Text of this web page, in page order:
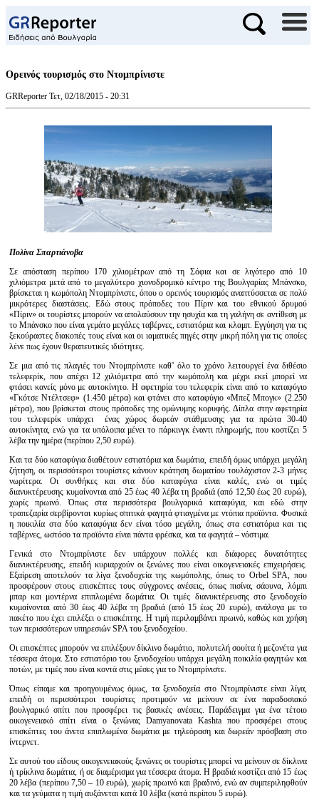
Ορεινός τουρισμός στο Ντομπρίνιστε
GRReporter Τετ, 02/18/2015 - 20:31
Πολίνα Σπαρτιάνοβα
Σε απόσταση περίπου 170 χιλιομέτρων από τη Σόφια και σε λιγότερο από 10
χιλιόμετρα μετά από το μεγαλύτερο χιονοδρομικό κέντρο της Βουλγαρίας Μπάνσκο,
βρίσκεται η κωμόπολη Ντομπρίνιστε, όπου ο ορεινός τουρισμός αναπτύσσεται σε πολύ
μικρότερες διαστάσεις. Εδώ στους πρόποδες του Πίριν και του εθνικού δρυμού
«Πίριν» οι τουρίστες μπορούν να απολαύσουν την ησυχία και τη γαλήνη σε αντίθεση με
το Μπάνσκο που είναι γεμάτο μεγάλες ταβέρνες, εστιατόρια και κλαμπ. Εγγύηση για τις
ξεκούραστες διακοπές τους είναι και οι ιαματικές πηγές στην μικρή πόλη για τις οποίες
λένε πως έχουν θεραπευτικές ιδιότητες.
Σε μια από τις πλαγιές του Ντομπρίνιστε καθ’ όλο το χρόνο λειτουργεί ένα διθέσιο
τελεφερίκ, που απέχει 12 χιλιόμετρα από την κωμόπολη και μέχρι εκεί μπορεί να
φτάσει κανείς μόνο με αυτοκίνητο. Η αφετηρία του τελεφερίκ είναι από το καταφύγιο
«Γκότσε Ντέλτσεφ» (1.450 μέτρα) και φτάνει στο καταφύγιο «Μπεζ Μπογκ» (2.250
μέτρα), που βρίσκεται στους πρόποδες της ομώνυμης κορυφής. Δίπλα στην αφετηρία
του τελεφερίκ υπάρχει ένας χώρος δωρεάν στάθμευσης για τα πρώτα 30-40
αυτοκίνητα, ενώ για τα υπόλοιπα μένει το πάρκινγκ έναντι πληρωμής, που κοστίζει 5
λέβα την ημέρα (περίπου 2,50 ευρώ).
Και τα δύο καταφύγια διαθέτουν εστιατόρια και δωμάτια, επειδή όμως υπάρχει μεγάλη
ζήτηση, οι περισσότεροι τουρίστες κάνουν κράτηση δωματίου τουλάχιστον 2-3 μήνες
νωρίτερα. Οι συνθήκες και στα δύο καταφύγια είναι καλές, ενώ οι τιμές
διανυκτέρευσης κυμαίνονται από 25 έως 40 λέβα τη βραδιά (από 12,50 έως 20 ευρώ),
χωρίς πρωινό. Όπως στα περισσότερα βουλγαρικά καταφύγια, και εδώ στην
τραπεζαρία σερβίρονται κυρίως σπιτικά φαγητά φτιαγμένα με ντόπια προϊόντα. Φυσικά
η ποικιλία στα δύο καταφύγια δεν είναι τόσο μεγάλη, όπως στα εστιατόρια και τις
ταβέρνες, ωστόσο τα προϊόντα είναι πάντα φρέσκα, και τα φαγητά – νόστιμα.
Γενικά στο Ντομπρίνιστε δεν υπάρχουν πολλές και διάφορες δυνατότητες
διανυκτέρευσης, επειδή κυριαρχούν οι ξενώνες που είναι οικογενειακές επιχειρήσεις.
Εξαίρεση αποτελούν τα λίγα ξενοδοχεία της κωμόπολης, όπως το Orbel SPA, που
προσφέρουν στους επισκέπτες τους σύγχρονες ανέσεις, όπως πισίνα, σάουνα, λόμπι
μπαρ και μοντέρνα επιπλωμένα δωμάτια. Οι τιμές διανυκτέρευσης στο ξενοδοχείο
κυμαίνονται από 30 έως 40 λέβα τη βραδιά (από 15 έως 20 ευρώ), ανάλογα με το
πακέτο που έχει επιλέξει ο επισκέπτης. Η τιμή περιλαμβάνει πρωινό, καθώς και χρήση
των περισσότερων υπηρεσιών SPA του ξενοδοχείου.
Οι επισκέπτες μπορούν να επιλέξουν δίκλινο δωμάτιο, πολυτελή σουίτα ή μεζονέτα για
τέσσερα άτομα. Στο εστιατόριο του ξενοδοχείου υπάρχει μεγάλη ποικιλία φαγητών και
ποτών, με τιμές που είναι κοντά στις μέσες για το Ντομπρίνιστε.
Όπως είπαμε και προηγουμένως όμως, τα ξενοδοχεία στο Ντομπρίνιστε είναι λίγα,
επειδή οι περισσότεροι τουρίστες προτιμούν να μείνουν σε ένα παραδοσιακό
βουλγαρικό σπίτι που προσφέρει τις βασικές ανέσεις. Παράδειγμα για ένα τέτοιο
οικογενειακό σπίτι είναι ο ξενώνας Damyanovata Kashta που προσφέρει στους
επισκέπτες του άνετα επιπλωμένα δωμάτια με τηλεόραση και δωρεάν πρόσβαση στο
ίντερνετ.
Σε αυτού του είδους οικογενειακούς ξενώνες οι τουρίστες μπορεί να μείνουν σε δίκλινα
ή τρίκλινα δωμάτια, ή σε διαμέρισμα για τέσσερα άτομα. Η βραδιά κοστίζει από 15 έως
20 λέβα (περίπου 7,50 – 10 ευρώ), χωρίς πρωινό και βραδινό, ενώ αν συμπεριληφθούν
και τα γεύματα η τιμή αυξάνεται κατά 10 λέβα (κατά περίπου 5 ευρώ).